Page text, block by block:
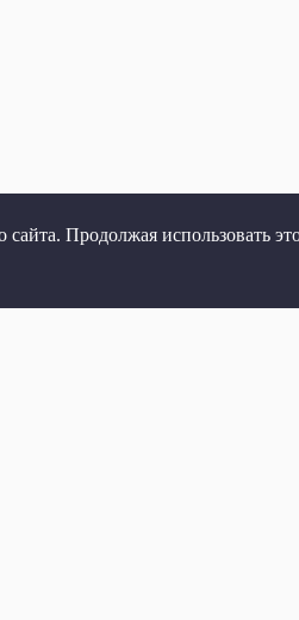
Продолжая использовать